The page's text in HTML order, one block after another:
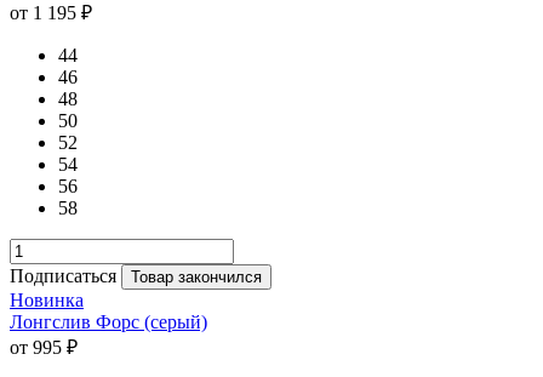
от 1 195 ₽
44
46
48
50
52
54
56
58
Подписаться Товар закончился
Новинка
Лонгслив Форс (серый)
от 995 ₽